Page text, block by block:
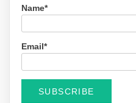
Name*
Email*